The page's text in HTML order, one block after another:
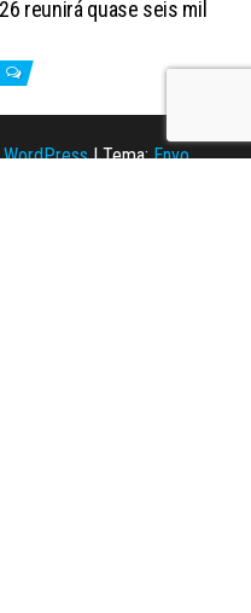
reunirá quase seis mil
WordPress |Tema:Envo